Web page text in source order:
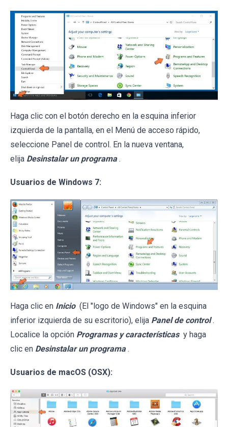
Haga clic con el botón derecho en la esquina inferior
izquierda de la pantalla, en el Menú de acceso rápido,
seleccione Panel de control. En la nueva ventana,
elija Desinstalar un programa .
Usuarios de Windows 7:
Haga clic en Inicio (El "logo de Windows" en la esquina
inferior izquierda de su escritorio), elija Panel de control .
Localice la opción Programas y características y haga
clic en Desinstalar un programa .
Usuarios de macOS (OSX):